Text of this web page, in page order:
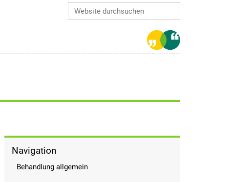
Erweiterte Suche…
Navigation
Behandlung allgemein